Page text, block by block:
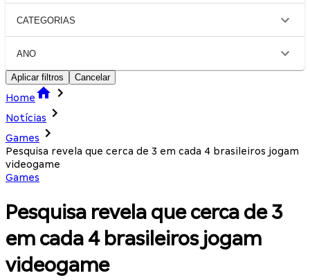
CATEGORIAS
ANO
Aplicar filtros Cancelar
Home
Notícias
Games
Pesquisa revela que cerca de 3 em cada 4 brasileiros jogam
videogame
Games
Pesquisa revela que cerca de 3
em cada 4 brasileiros jogam
videogame